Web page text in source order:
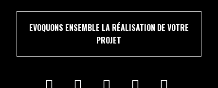
EVOQUONS ENSEMBLE LA RÉALISATION DE VOTRE
PROJET